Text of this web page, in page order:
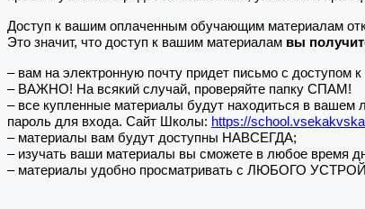
Доступ к вашим оплаченным обучающим материалам
Это значит, что доступ к вашим материалам вы
– вам на электронную почту придет письмо с доступом
– ВАЖНО! На всякий случай, проверяйте папку СПАМ!
– все купленные материалы будут находиться в вашем
пароль для входа. Сайт Школы: https://
– материалы вам будут доступны НАВСЕГДА;
– изучать ваши материалы вы сможете в любое время
– материалы удобно просматривать с ЛЮБОГО